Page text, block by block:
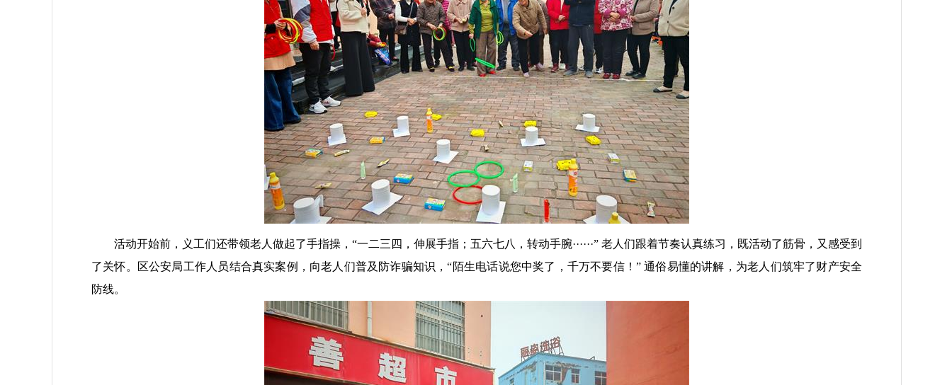
活动开始前，义工们还带领老人做起了手指操，“一二三四，伸展手指；五六七八，转动手腕······” 老人们跟着节奏认真练习，既活动了筋骨，又感受到
了关怀。区公安局工作人员结合真实案例，向老人们普及防诈骗知识，“陌生电话说您中奖了，千万不要信！” 通俗易懂的讲解，为老人们筑牢了财产安全
防线。